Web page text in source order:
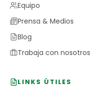
Equipo
Prensa & Medios
Blog
Trabaja con nosotros
LINKS ÚTILES